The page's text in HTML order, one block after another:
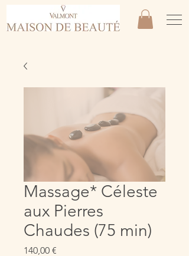
Massage* Céleste
aux Pierres
Chaudes (75 min)
140,00 €